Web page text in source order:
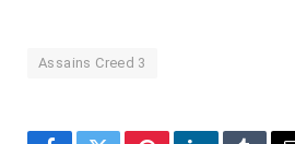
Assains Creed 3